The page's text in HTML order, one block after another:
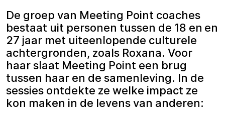
De groep van Meeting Point coaches
bestaat uit personen tussen de 18 en en
27 jaar met uiteenlopende culturele
achtergronden, zoals Roxana. Voor
haar slaat Meeting Point een brug
tussen haar en de samenleving. In de
sessies ontdekte ze welke impact ze
kon maken in de levens van anderen: